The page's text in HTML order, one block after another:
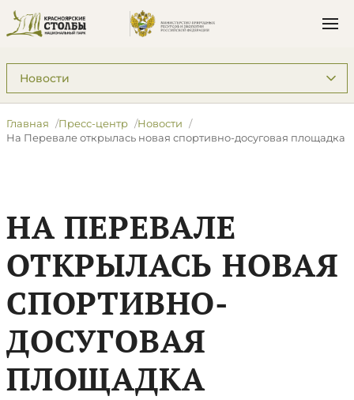
Подразделы: Пресс-центр
Главная Пресс-центр
Новости
​На Перевале открылась новая спортивно-досуговая площадка
​НА ПЕРЕВАЛЕ
ОТКРЫЛАСЬ НОВАЯ
СПОРТИВНО-
ДОСУГОВАЯ
ПЛОЩАДКА